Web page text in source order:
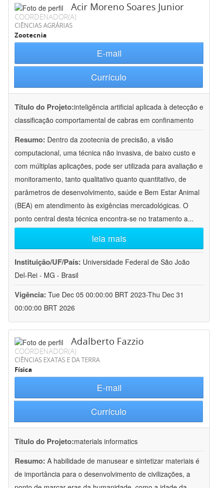
Acir Moreno Soares Junior
COORDENADOR(A)
CIÊNCIAS AGRÁRIAS
Zootecnia
E-mail
Currículo
Título do Projeto:inteligência artificial aplicada à detecção e
classificação comportamental de cabras em confinamento
Resumo: Dentro da zootecnia de precisão, a visão
computacional, uma técnica não invasiva, de baixo custo e
com múltiplas aplicações, pode ser utilizada para avaliação e
monitoramento, tanto qualitativo quanto quantitativo, de
parâmetros de desenvolvimento, saúde e Bem Estar Animal
(BEA) em atendimento às exigências mercadológicas. O
ponto central desta técnica encontra-se no tratamento a...
leia mais
Instituição/UF/País: Universidade Federal de São João
Del-Rei - MG - Brasil
Vigência: Tue Dec 05 00:00:00 BRT 2023-Thu Dec 31
00:00:00 BRT 2026
Adalberto Fazzio
COORDENADOR(A)
CIÊNCIAS EXATAS E DA TERRA
Física
E-mail
Currículo
Título do Projeto:materials informatics
Resumo: A habilidade de manusear e sintetizar materiais é
de importância para o desenvolvimento de civilizações, a